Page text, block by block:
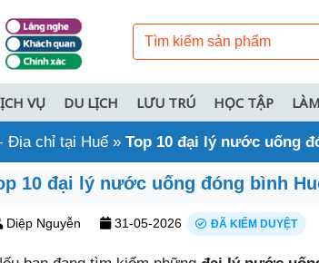
VỤ DU LỊCH LƯU TRÚ HỌC TẬP
Địa chỉ tại Huế » Top 10 đại lý nước uống
10 đại lý nước uống đóng bình
Diệp Nguyễn 31-05-2026 ĐÃ KIỂM DUYỆT